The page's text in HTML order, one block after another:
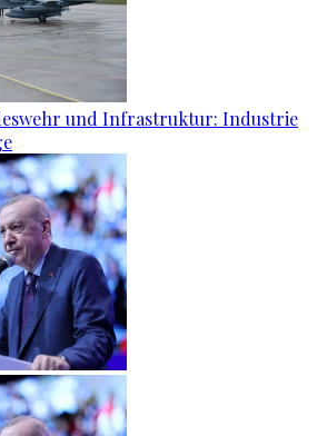
und Infrastruktur: Industrie